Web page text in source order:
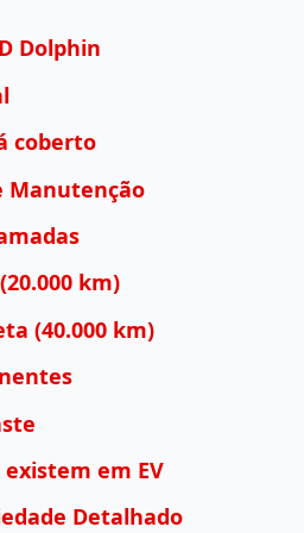
Dolphin
coberto
Manutenção
km)
(40.000 km)
existem em EV
Detalhado